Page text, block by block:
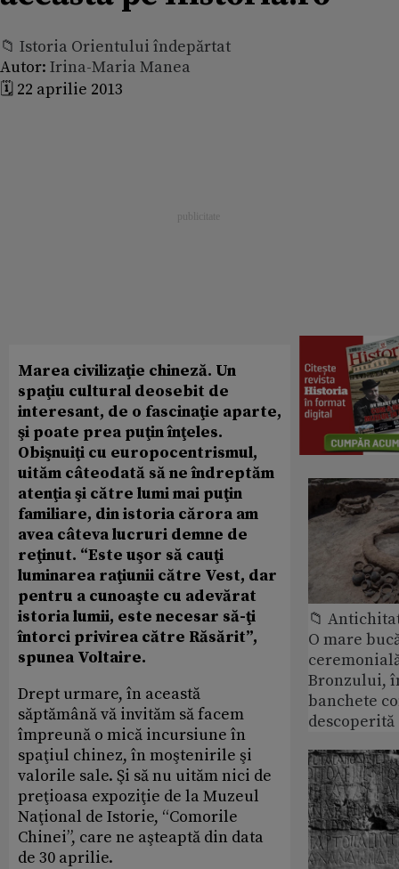
📁 Istoria Orientului îndepărtat
Autor: Irina-Maria Manea
🗓️ 22 aprilie 2013
Marea civilizaţie chineză. Un
spaţiu cultural deosebit de
interesant, de o fascinaţie aparte,
şi poate prea puţin înţeles.
Obişnuiţi cu europocentrismul,
uităm câteodată să ne îndreptăm
atenţia şi către lumi mai puţin
familiare, din istoria cărora am
avea câteva lucruri demne de
reţinut. “Este uşor să cauţi
luminarea raţiunii către Vest, dar
pentru a cunoaşte cu adevărat
istoria lumii, este necesar să-ţi
întorci privirea către Răsărit”,
spunea Voltaire.
Drept urmare, în această
săptămână vă invităm să facem
împreună o mică incursiune în
spaţiul chinez, în moştenirile şi
valorile sale. Şi să nu uităm nici de
preţioasa expoziţie de la Muzeul
Naţional de Istorie, “Comorile
Chinei”, care ne aşteaptă din data
de 30 aprilie.
📁
O mare
Bronzului,
banchete